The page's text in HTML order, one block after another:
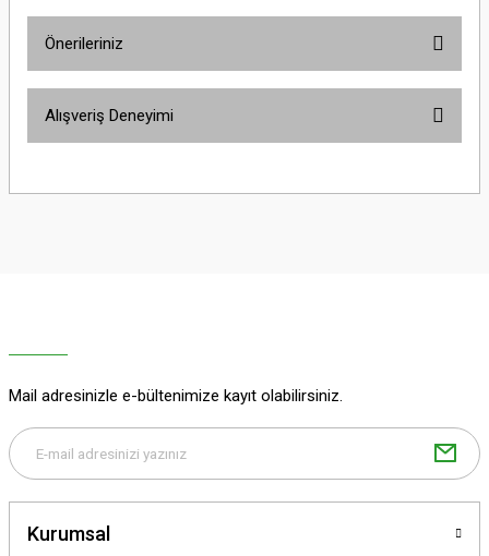
Önerileriniz
yetersiz gördüğünüz noktaları öneri formunu kullanarak tarafımıza
Gönder
Alışveriş Deneyimi
Mail adresinizle e-bültenimize kayıt olabilirsiniz.
Kurumsal